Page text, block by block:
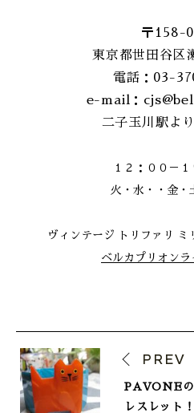
〒158-
東京都世田谷
電話：03-
e-mail：
二子玉川駅よ
１２：００－
火・水・・金・
ヴィンテージ トリファリ
ベルカプリオン
PREV
PAVONEの
レスレット！